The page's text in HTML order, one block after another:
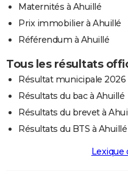
Maternités à Ahuillé
Prix immobilier à Ahuillé
Référendum à Ahuillé
Tous les résultats
Résultat municipale 2026
Résultats du bac à Ahuillé
Résultats du brevet à
Résultats du BTS à Ahuillé
Lexique